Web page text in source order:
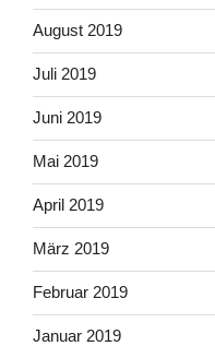
August 2019
Juli 2019
Juni 2019
Mai 2019
April 2019
März 2019
Februar 2019
Januar 2019